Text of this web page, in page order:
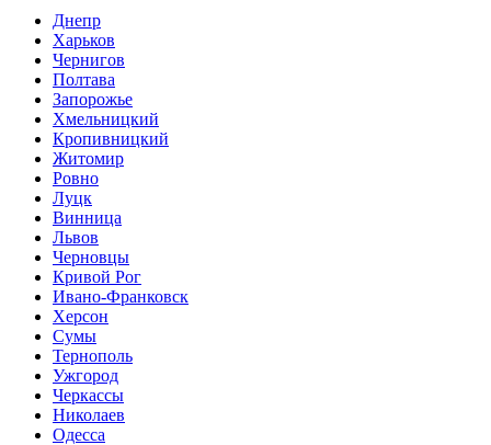
Днепр
Харьков
Чернигов
Полтава
Запорожье
Хмельницкий
Кропивницкий
Житомир
Ровно
Луцк
Винница
Львов
Черновцы
Кривой Рог
Ивано-Франковск
Херсон
Сумы
Тернополь
Ужгород
Черкассы
Николаев
Одесса